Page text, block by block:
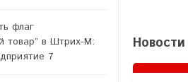
флаг
товар” в Штрих-М:
7
Новости